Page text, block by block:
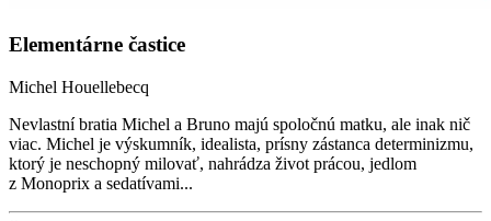
Elementárne častice
Michel Houellebecq
Nevlastní bratia Michel a Bruno majú spoločnú matku, ale inak nič
viac. Michel je výskumník, idealista, prísny zástanca determinizmu,
ktorý je neschopný milovať, nahrádza život prácou, jedlom
z Monoprix a sedatívami...